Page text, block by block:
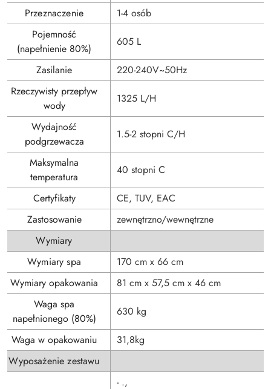
Przeznaczenie
1-4 osób
Pojemność
(napełnienie 80%)
605 L
Zasilanie
220-240V~50Hz
Rzeczywisty przepływ
wody
1325 L/H
Wydajność
podgrzewacza
1.5-2 stopni C/H
Maksymalna
temperatura
40 stopni C
Certyfikaty
CE, TUV, EAC
Zastosowanie
zewnętrzno/wewnętrzne
Wymiary
Wymiary spa
170 cm x 66 cm
Wymiary opakowania
81 cm x 57,5 cm x 46 cm
Waga spa
napełnionego (80%)
630 kg
Waga w opakowaniu
31,8kg
Wyposażenie zestawu
- .,